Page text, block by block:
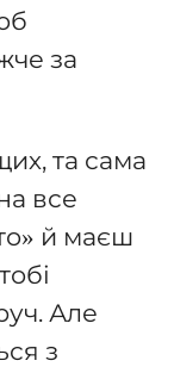
за
та сама
все
й маєш
Але
з